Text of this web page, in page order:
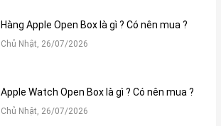
Hàng Apple Open Box là gì ? Có nên mua ?
Chủ Nhật, 26/07/2026
Apple Watch Open Box là gì ? Có nên mua ?
Chủ Nhật, 26/07/2026